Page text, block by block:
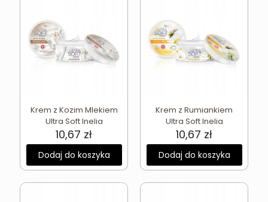
Krem z Kozim Mlekiem
Ultra Soft Inelia
10,67 zł
Dodaj do koszyka
Krem z Rumiankiem
Ultra Soft Inelia
10,67 zł
Dodaj do koszyka